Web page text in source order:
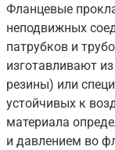
Фланцевые
неподвижных
патрубков и
изготавливают
резины) или
устойчивых к
материала
и давлением во